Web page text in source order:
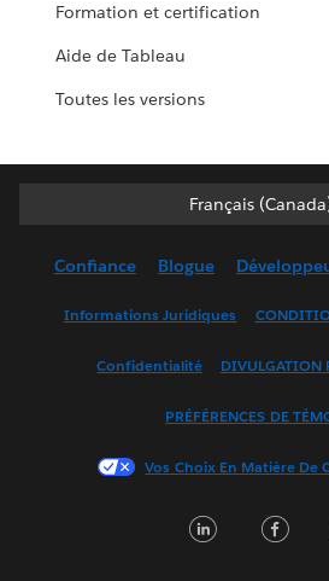
Formation et certification
Aide de Tableau
Toutes les versions
Français
Français
English (UK)
Français
한국어
Português
Confiance Blogue
Informations Juridiques
Confidentialité DIVULGATION
PRÉFÉRENCES DE
Vos Choix En Matière De